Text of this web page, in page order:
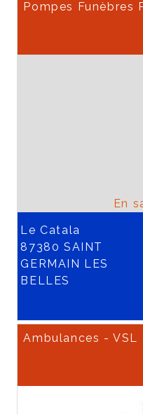
Pompes Funèbres
Le Catala
87380 SAINT
GERMAIN LES
BELLES
Ambulances - VSL